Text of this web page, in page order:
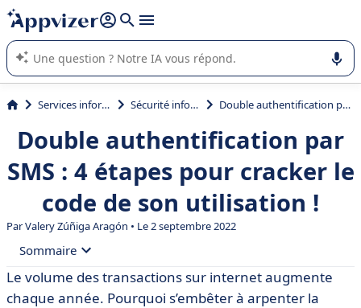
répondre (plusieurs lignes avec
L'IA de Appvizer vous guide dans l'utilisation ou la sélection de
logiciel SaaS en entreprise.
Services informatiques Sécurité informatique Double authentification par SMS : 4 étapes pour cracker le code de son utilisation !
Double authentification par
SMS : 4 étapes pour cracker le
code de son utilisation !
Par Valery Zúñiga Aragón • Le 2 septembre 2022
Sommaire
• Rappelons d’abord ce qu’est l’authentification par SMS
Le volume des transactions sur internet augmente
chaque année. Pourquoi s’embêter à arpenter la